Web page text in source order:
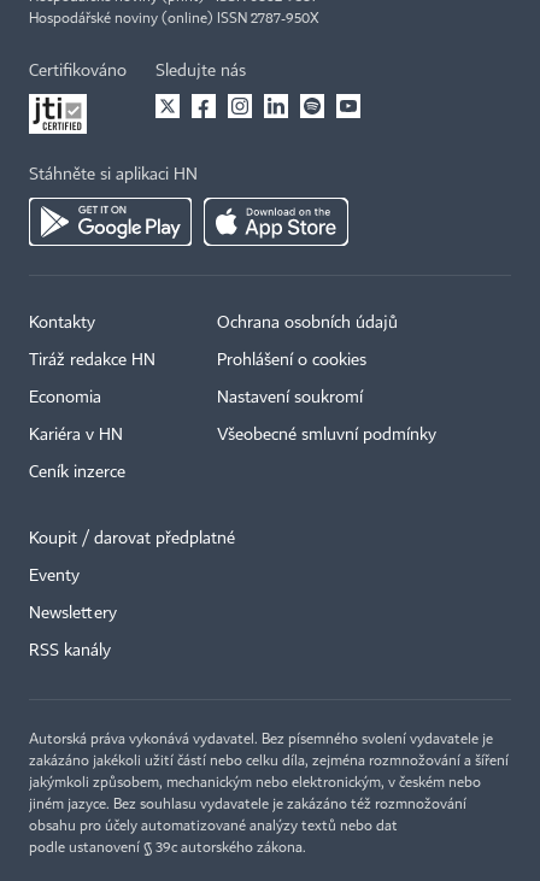
Hospodářské noviny (online) ISSN 2787-950X
Certifikováno Sledujte nás
Stáhněte si aplikaci HN
Kontakty
Tiráž redakce HN
Economia
Kariéra v HN
Ceník inzerce
Ochrana osobních údajů
Prohlášení o cookies
Nastavení soukromí
Všeobecné smluvní podmínky
Koupit / darovat předplatné
Eventy
Newslettery
RSS kanály
Autorská práva vykonává vydavatel. Bez písemného svolení vydavatele je
zakázáno jakékoli užití částí nebo celku díla, zejména rozmnožování a šíření
jakýmkoli způsobem, mechanickým nebo elektronickým, v českém nebo
jiném jazyce. Bez souhlasu vydavatele je zakázáno též rozmnožování
obsahu pro účely automatizované analýzy textů nebo dat
podle ustanovení § 39c autorského zákona.